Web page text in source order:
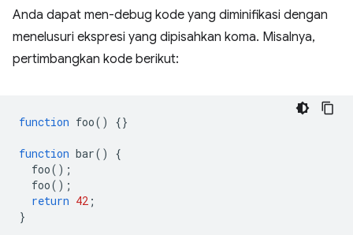
Anda dapat men-debug kode yang diminifikasi dengan
menelusuri ekspresi yang dipisahkan koma. Misalnya,
pertimbangkan kode berikut:
function foo() {}
function bar()
{
foo();
foo();
return 42 ;
}